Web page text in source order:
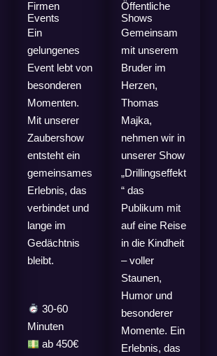
Firmen
Events
Ein
gelungenes
Event lebt von
besonderen
Momenten.
Mit unserer
Zaubershow
entsteht ein
gemeinsames
Erlebnis, das
verbindet und
lange im
Gedächtnis
bleibt.
30-60
Minuten
ab 450€
Öffentliche
Shows
Gemeinsam
mit unserem
Bruder im
Herzen,
Thomas
Majka,
nehmen wir in
unserer Show
„Drillingseffekt
“ das
Publikum mit
auf eine Reise
in die Kindheit
– voller
Staunen,
Humor und
besonderer
Momente. Ein
Erlebnis, das